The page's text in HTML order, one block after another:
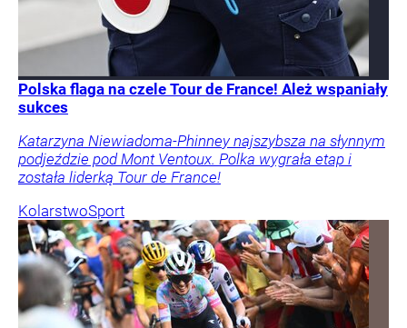
Polska flaga na czele Tour de France! Ależ wspaniały
sukces
Katarzyna Niewiadoma-Phinney najszybsza na słynnym
podjeździe pod Mont Ventoux. Polka wygrała etap i
została liderką Tour de France!
KolarstwoSport